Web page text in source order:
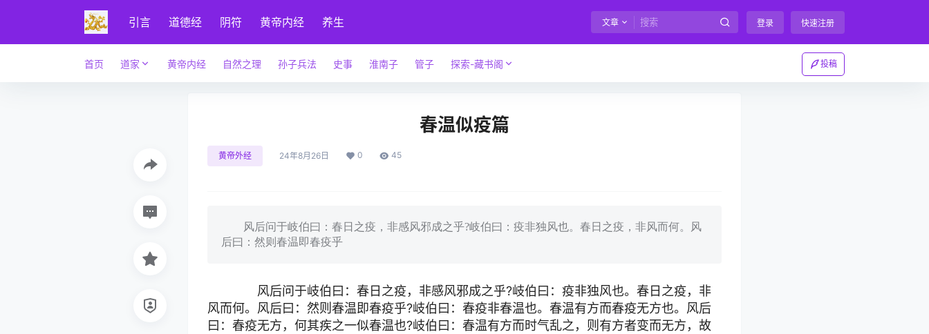
引言 道德经 阴符 黄帝内经 养生 文章 登录 快速注册
首页 道家 黄帝内经 自然之理 孙子兵法 史事 淮南子 管子 探索-藏书阁 投稿
春温似疫篇
黄帝外经 24年8月26日 0 45
风后问于岐伯曰：春日之疫，非感风邪成之乎?岐伯曰：疫非独风也。春日之疫，非风而何。风
后曰：然则春温即春疫乎
风后问于岐伯曰：春日之疫，非感风邪成之乎?岐伯曰：疫非独风也。春日之疫，非
风而何。风后曰：然则春温即春疫乎?岐伯曰：春疫非春温也。春温有方而春疫无方也。风后
曰：春疫无方，何其疾之一似春温也?岐伯曰：春温有方而时气乱之，则有方者变而无方，故